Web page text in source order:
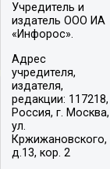
Учредитель и
издатель ООО ИА
«Инфорос».
Адрес
учредителя,
издателя,
редакции: 117218,
Россия, г. Москва,
ул.
Кржижановского,
д.13, кор. 2